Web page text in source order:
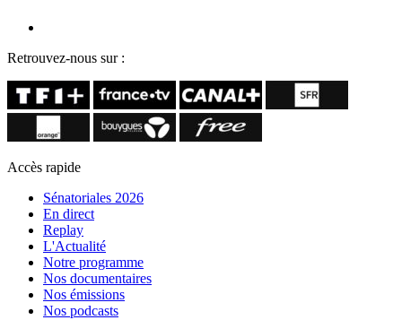
Retrouvez-nous sur :
Accès rapide
Sénatoriales 2026
En direct
Replay
L'Actualité
Notre programme
Nos documentaires
Nos émissions
Nos podcasts